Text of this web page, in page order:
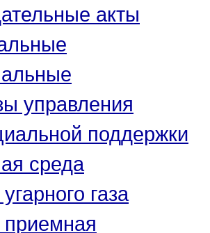
акты
управления
поддержки
среда
газа